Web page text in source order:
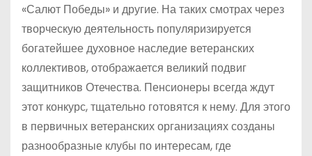
«Салют Победы» и другие. На таких смотрах через
творческую деятельность популяризируется
богатейшее духовное наследие ветеранских
коллективов, отображается великий подвиг
защитников Отечества. Пенсионеры всегда ждут
этот конкурс, тщательно готовятся к нему. Для этого
в первичных ветеранских организациях созданы
разнообразные клубы по интересам, где